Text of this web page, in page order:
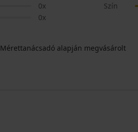
0x
0x
Szín
Mérettanácsadó alapján megvásárolt